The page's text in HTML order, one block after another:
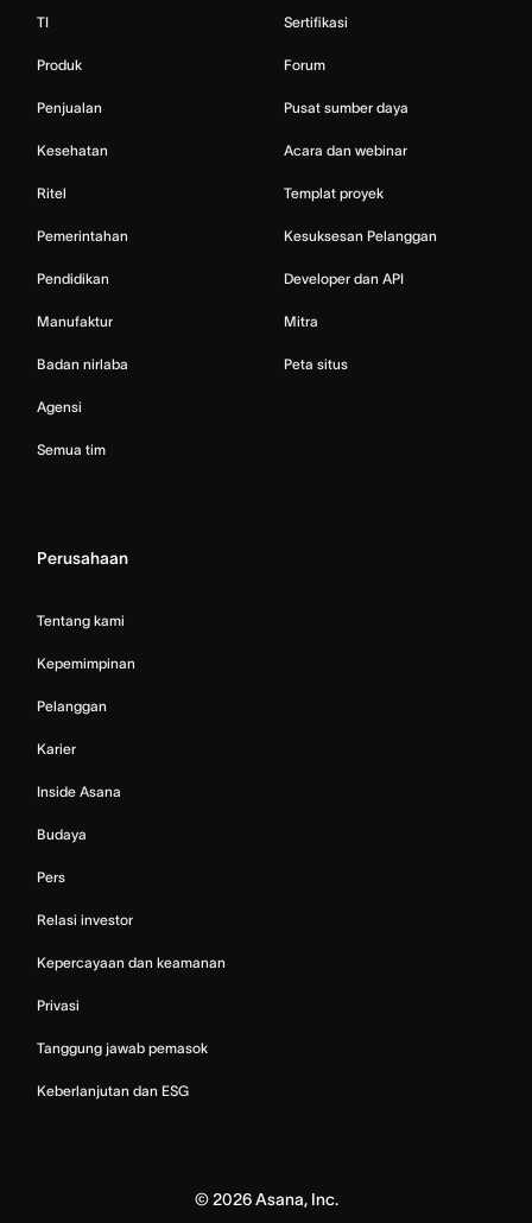
TI
Produk
Penjualan
Kesehatan
Ritel
Pemerintahan
Pendidikan
Manufaktur
Badan nirlaba
Agensi
Semua tim
Sertifikasi
Forum
Pusat sumber daya
Acara dan webinar
Templat proyek
Kesuksesan Pelanggan
Developer dan API
Mitra
Peta situs
Perusahaan
Tentang kami
Kepemimpinan
Pelanggan
Karier
Inside Asana
Budaya
Pers
Relasi investor
Kepercayaan dan keamanan
Privasi
Tanggung jawab pemasok
Keberlanjutan dan ESG
© 2026Asana, Inc.